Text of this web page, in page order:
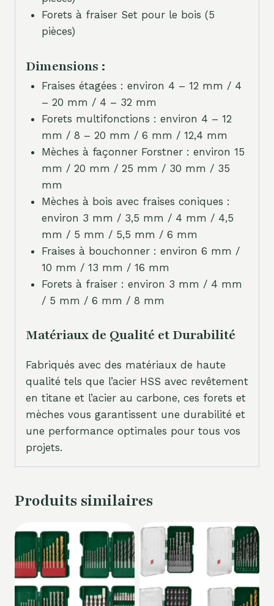
Forets à fraiser Set pour le bois (5
pièces)
Dimensions :
Fraises étagées : environ 4 – 12 mm / 4
– 20 mm / 4 – 32 mm
Forets multifonctions : environ 4 – 12
mm / 8 – 20 mm / 6 mm / 12,4 mm
Mèches à façonner Forstner : environ 15
mm / 20 mm / 25 mm / 30 mm / 35
mm
Mèches à bois avec fraises coniques :
environ 3 mm / 3,5 mm / 4 mm / 4,5
mm / 5 mm / 5,5 mm / 6 mm
Fraises à bouchonner : environ 6 mm /
10 mm / 13 mm / 16 mm
Forets à fraiser : environ 3 mm / 4 mm
/ 5 mm / 6 mm / 8 mm
Matériaux de Qualité et Durabilité
Fabriqués avec des matériaux de haute
qualité tels que l’acier HSS avec revêtement
en titane et l’acier au carbone, ces forets et
mèches vous garantissent une durabilité et
une performance optimales pour tous vos
projets.
Produits similaires